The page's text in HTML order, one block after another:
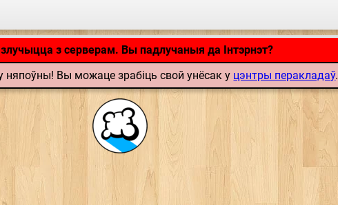
з серверам. Вы падлучаныя да Інтэрнэт?
Дадатак загружаецца… ...
Вы можаце зрабіць свой унёсак у цэнтры перакладаў.